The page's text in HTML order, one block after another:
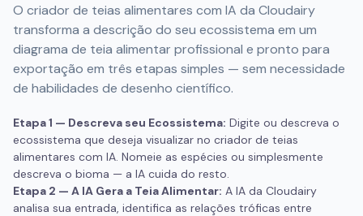
O criador de teias alimentares com IA da Cloudairy
transforma a descrição do seu ecossistema em um
diagrama de teia alimentar profissional e pronto para
exportação em três etapas simples — sem necessidade
de habilidades de desenho científico.
Etapa 1 — Descreva seu Ecossistema: Digite ou descreva o
ecossistema que deseja visualizar no criador de teias
alimentares com IA. Nomeie as espécies ou simplesmente
descreva o bioma — a IA cuida do resto.
Etapa 2 — A IA Gera a Teia Alimentar: A IA da Cloudairy
analisa sua entrada, identifica as relações tróficas entre